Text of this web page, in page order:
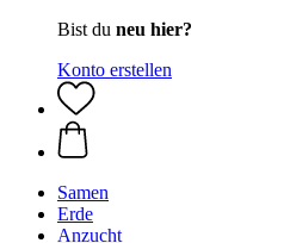
Bist du neu hier?
Konto erstellen
Samen
Erde
Anzucht